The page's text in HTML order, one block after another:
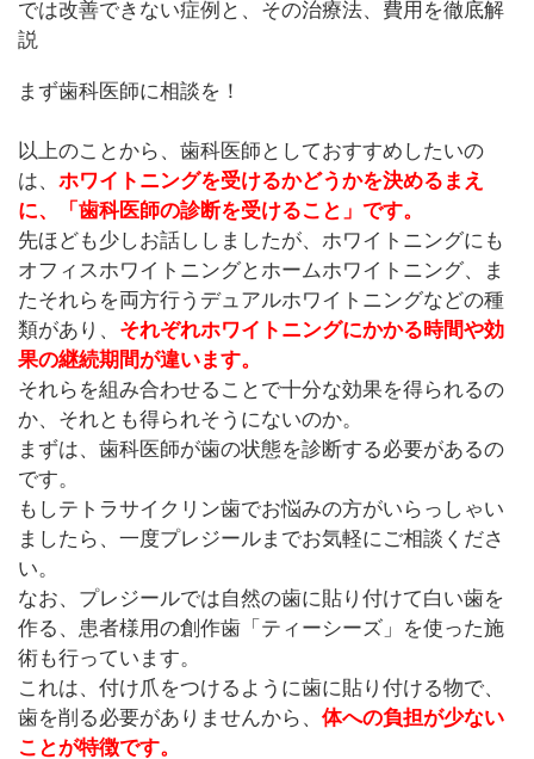
では改善できない症例と、その治療法、費用を徹底解
説
まず歯科医師に相談を！
以上のことから、歯科医師としておすすめしたいの
は、 ホワイトニングを受けるかどうかを決めるまえ
に、「歯科医師の診断を受けること」です。
先ほども少しお話ししましたが、ホワイトニングにも
オフィスホワイトニングとホームホワイトニング、ま
たそれらを両方行うデュアルホワイトニングなどの種
類があり、 それぞれホワイトニングにかかる時間や効
果の継続期間が違います。
それらを組み合わせることで十分な効果を得られるの
か、それとも得られそうにないのか。
まずは、歯科医師が歯の状態を診断する必要があるの
です。
もしテトラサイクリン歯でお悩みの方がいらっしゃい
ましたら、一度プレジールまでお気軽にご相談くださ
い。
なお、プレジールでは自然の歯に貼り付けて白い歯を
作る、患者様用の創作歯「ティーシーズ」を使った施
術も行っています。
これは、付け爪をつけるように歯に貼り付ける物で、
歯を削る必要がありませんから、 体への負担が少ない
ことが特徴です。